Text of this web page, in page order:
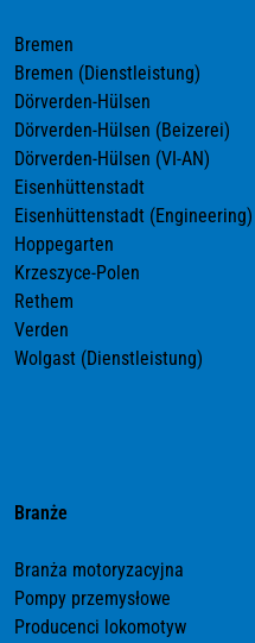
Bremen
Bremen (Dienstleistung)
Dörverden-Hülsen
Dörverden-Hülsen (Beizerei)
Dörverden-Hülsen (VI-AN)
Eisenhüttenstadt
Eisenhüttenstadt (Engineering)
Hoppegarten
Krzeszyce-Polen
Rethem
Verden
Wolgast (Dienstleistung)
Branże
Branża motoryzacyjna
Pompy przemysłowe
Producenci lokomotyw